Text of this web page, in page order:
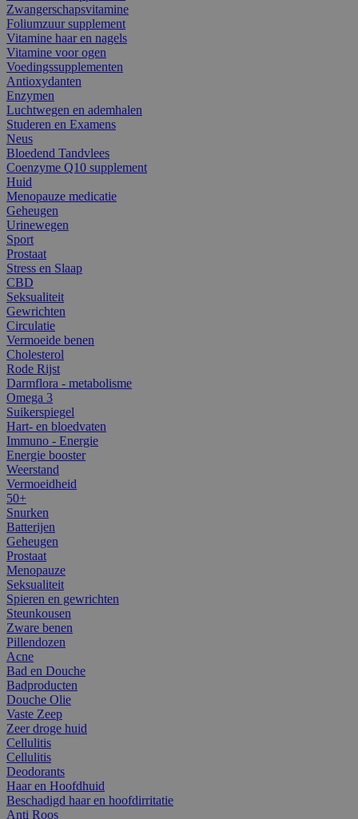
Zwangerschapsvitamine
Foliumzuur supplement
Vitamine haar en nagels
Vitamine voor ogen
Voedingssupplementen
Antioxydanten
Enzymen
Luchtwegen en ademhalen
Studeren en Examens
Neus
Bloedend Tandvlees
Coenzyme Q10 supplement
Huid
Menopauze medicatie
Geheugen
Urinewegen
Sport
Prostaat
Stress en Slaap
CBD
Seksualiteit
Gewrichten
Circulatie
Vermoeide benen
Cholesterol
Rode Rijst
Darmflora - metabolisme
Omega 3
Suikerspiegel
Hart- en bloedvaten
Immuno - Energie
Energie booster
Weerstand
Vermoeidheid
50+
Snurken
Batterijen
Geheugen
Prostaat
Menopauze
Seksualiteit
Spieren en gewrichten
Steunkousen
Zware benen
Pillendozen
Acne
Bad en Douche
Badproducten
Douche Olie
Vaste Zeep
Zeer droge huid
Cellulitis
Cellulitis
Deodorants
Haar en Hoofdhuid
Beschadigd haar en hoofdirritatie
Anti Roos